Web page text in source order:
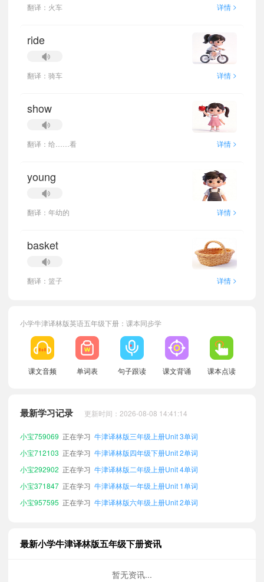
翻译：火车 详情 >
ride
翻译：骑车 详情 >
show
翻译：给……看 详情 >
young
翻译：年幼的 详情 >
basket
翻译：篮子 详情 >
小学牛津译林版英语五年级下册：课本同步学
课文音频 单词表 句子跟读 课文背诵 课本点读
最新学习记录 更新时间：2026-08-08 14:41:14
小宝210056 正在学习 牛津译林版五年级上册Unit 6单词
小宝952584
正在学习
牛津译林版四年级上册Unit 6单词
小宝431593
正在学习 牛津译林版六年级上册Unit 3单词
小宝136935 正在学习 牛津译林版二年级下册Unit 4单词
小宝759069 正在学习 牛津译林版三年级上册Unit 3单词
小宝712103 正在学习 牛津译林版四年级下册Unit 2单词
小宝292902 正在学习 牛津译林版二年级上册Unit 4单词
小宝371847 正在学习 牛津译林版一年级上册Unit 1单词
小宝957595 正在学习 牛津译林版六年级上册Unit 2单词
小宝650663
正在学习 牛津译林版二年级上册Unit 6单词
最新小学牛津译林版五年级下册资讯
暂无资讯...